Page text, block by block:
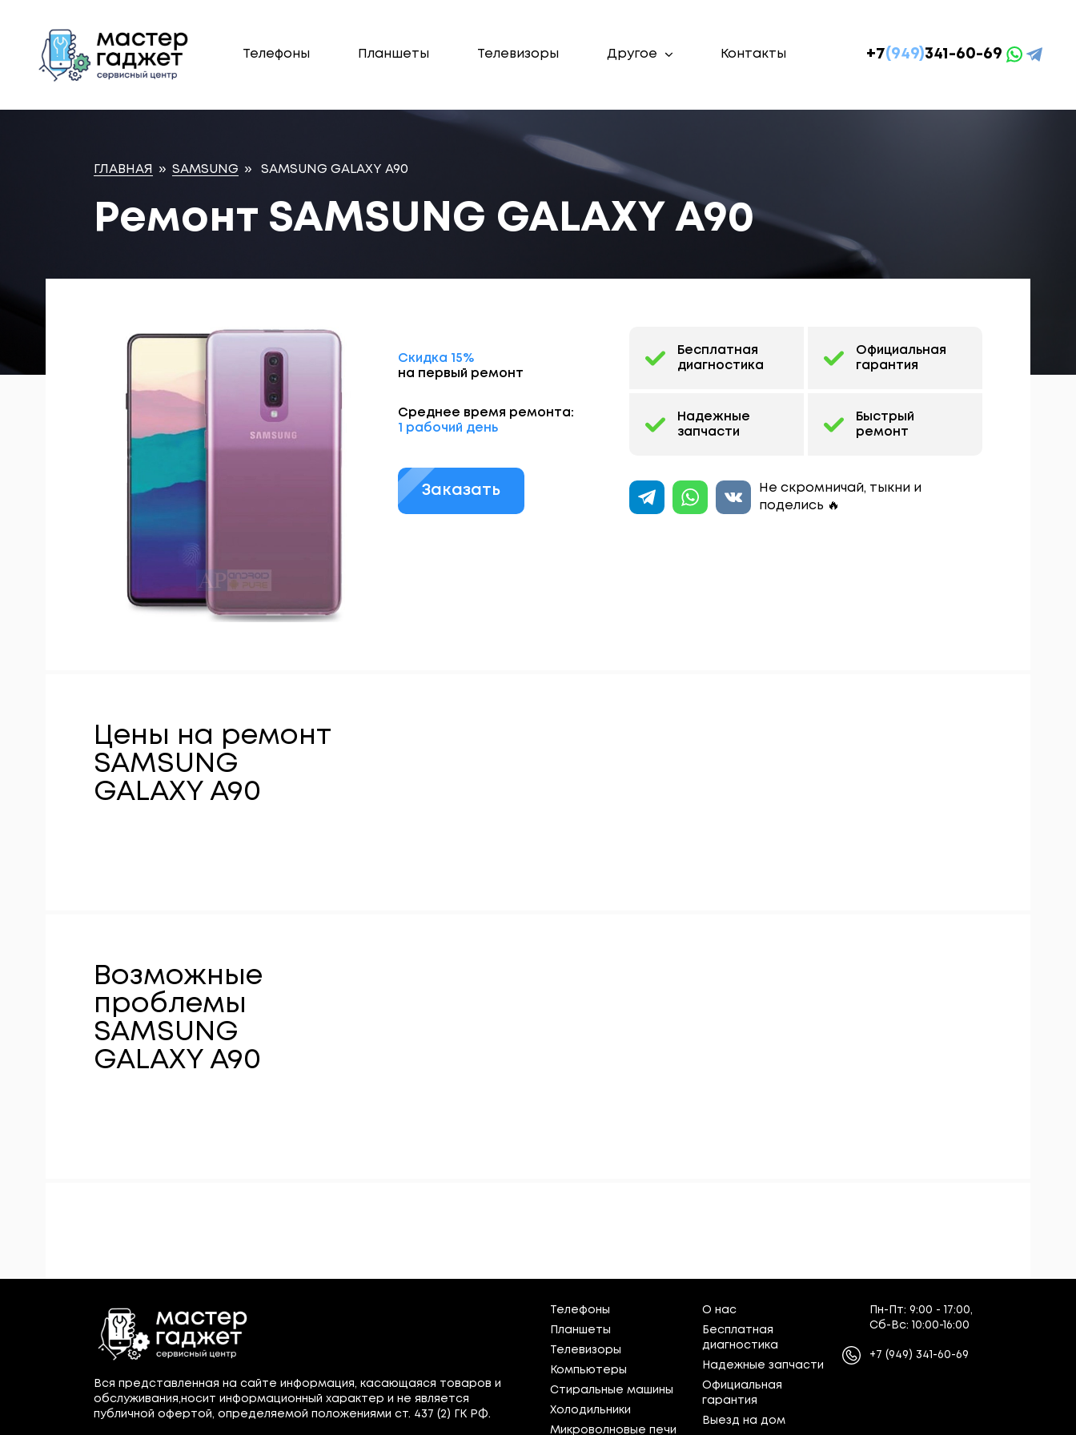
Телефоны Планшеты Телевизоры Другое Контакты +7(949)341-60-69
ГЛАВНАЯ » SAMSUNG » SAMSUNG GALAXY A90
Ремонт SAMSUNG GALAXY A90
Скидка 15%
на первый ремонт
Среднее время ремонта:
1 рабочий день
Заказать
Бесплатная
диагностика
Официальная
гарантия
Надежные
запчасти
Быстрый
ремонт
Не скромничай, тыкни и
поделись 🔥
Цены на ремонт
SAMSUNG
GALAXY A90
Возможные
проблемы
SAMSUNG
GALAXY A90
Вся представленная на сайте информация, касающаяся товаров и
обслуживания,носит информационный характер и не является
публичной офертой, определяемой положениями ст. 437 (2) ГК РФ.
Телефоны
Планшеты
Телевизоры
Компьютеры
Стиральные машины
Холодильники
Микроволновые печи
О нас
Бесплатная
диагностика
Надежные запчасти
Официальная
гарантия
Выезд на дом
Пн-Пт: 9:00 - 17:00,
Сб-Вс: 10:00-16:00
+7 (949) 341-60-69